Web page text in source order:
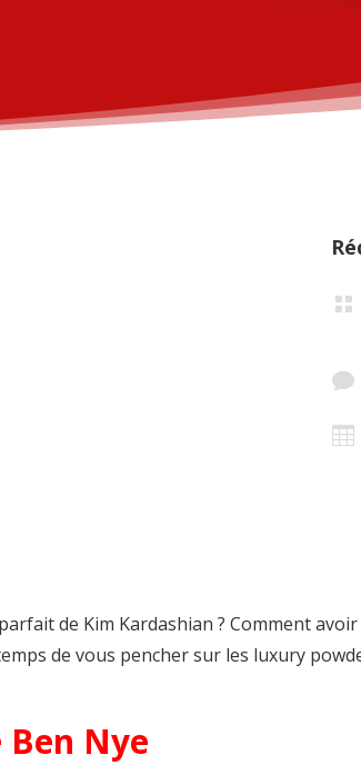



de Kim Kardashian ? Comment
de vous pencher sur les luxury
Nye